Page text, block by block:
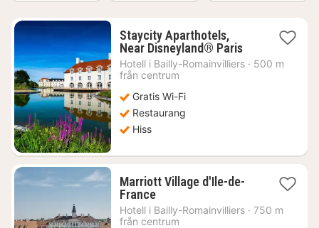
Staycity Aparthotels,
Near Disneyland® Paris1
natt
Hotell i Bailly-Romainvilliers · 500 m
från centrum
Gratis Wi-Fi
Restaurang
Hiss
Marriott Village d'Ile-de-
France1
natt
från
Hotell i Bailly-Romainvilliers · 750 m
från centrum